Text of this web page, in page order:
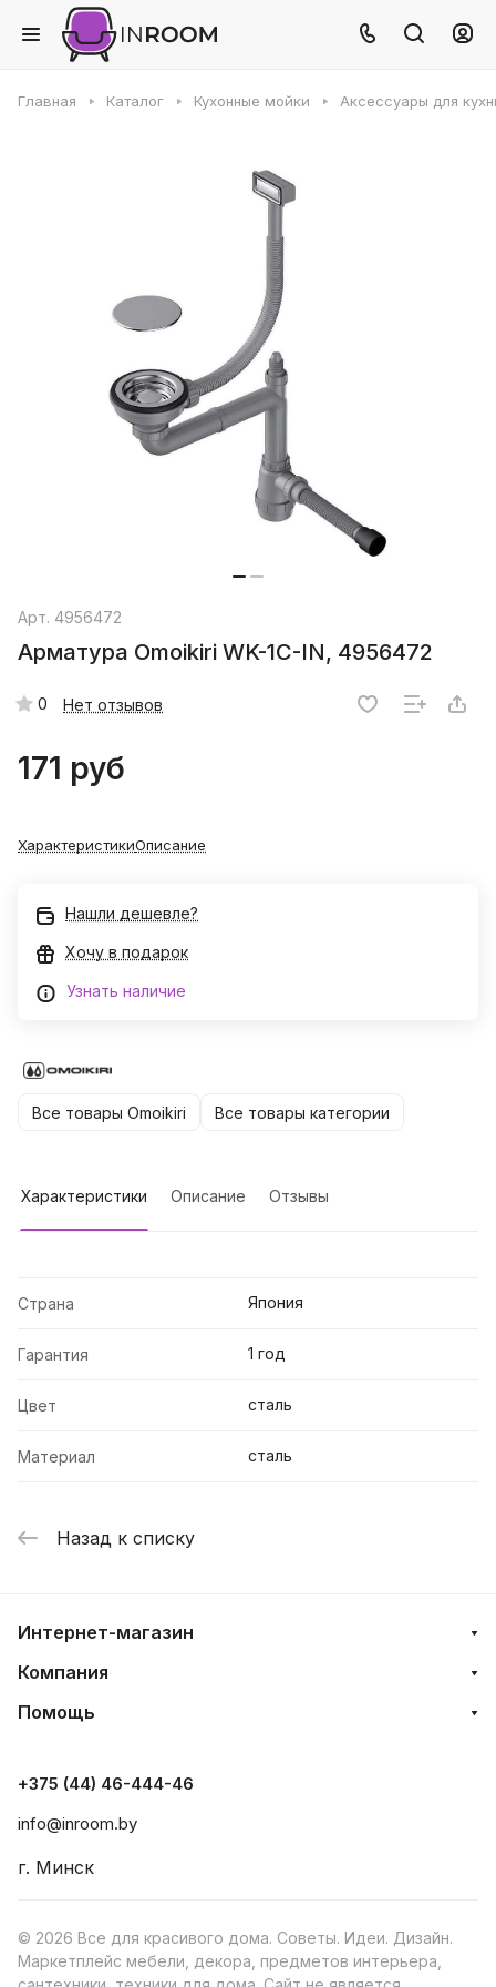
Главная Каталог Кухонные мойки Аксессуары для
Арт. 4956472
Арматура Omoikiri WK-1C-IN, 4956472
0 Нет отзывов
171 руб
ХарактеристикиОписание
Нашли дешевле?
Хочу в подарок
Узнать наличие
Все товары Omoikiri Все товары категории
Характеристики Описание Отзывы
Страна Япония
Гарантия 1 год
Цвет сталь
Материал сталь
Назад к списку
Интернет-магазин
Компания
Помощь
+375 (44) 46-444-46
info@inroom.by
г. Минск
© 2026 Все для красивого дома. Советы. Идеи. Дизайн.
Маркетплейс мебели, декора, предметов интерьера,